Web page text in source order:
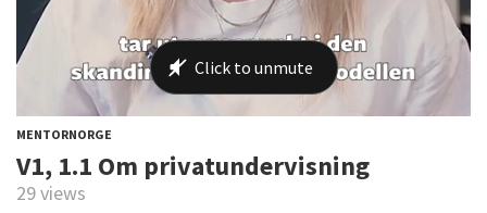
MENTORNORGE
V1, 1.1 Om privatundervisning
29 views